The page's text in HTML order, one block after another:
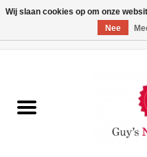
Machines
Wij slaan cookies op om onze
Nee